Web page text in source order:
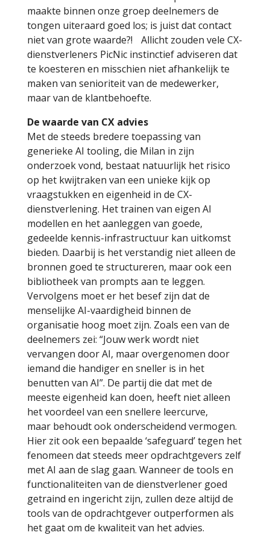
maakte binnen onze groep deelnemers de
tongen uiteraard goed los; is juist dat contact
niet van grote waarde?! Allicht zouden vele CX-
dienstverleners PicNic instinctief adviseren dat
te koesteren en misschien niet afhankelijk te
maken van senioriteit van de medewerker,
maar van de klantbehoefte.
De waarde van CX advies
Met de steeds bredere toepassing van
generieke AI tooling, die Milan in zijn
onderzoek vond, bestaat natuurlijk het risico
op het kwijtraken van een unieke kijk op
vraagstukken en eigenheid in de CX-
dienstverlening. Het trainen van eigen AI
modellen en het aanleggen van goede,
gedeelde kennis-infrastructuur kan uitkomst
bieden. Daarbij is het verstandig niet alleen de
bronnen goed te structureren, maar ook een
bibliotheek van prompts aan te leggen.
Vervolgens moet er het besef zijn dat de
menselijke AI-vaardigheid binnen de
organisatie hoog moet zijn. Zoals een van de
deelnemers zei: “Jouw werk wordt niet
vervangen door AI, maar overgenomen door
iemand die handiger en sneller is in het
benutten van AI”. De partij die dat met de
meeste eigenheid kan doen, heeft niet alleen
het voordeel van een snellere leercurve,
maar behoudt ook onderscheidend vermogen.
Hier zit ook een bepaalde ‘safeguard’ tegen het
fenomeen dat steeds meer opdrachtgevers zelf
met AI aan de slag gaan. Wanneer de tools en
functionaliteiten van de dienstverlener goed
getraind en ingericht zijn, zullen deze altijd de
tools van de opdrachtgever outperformen als
het gaat om de kwaliteit van het advies.